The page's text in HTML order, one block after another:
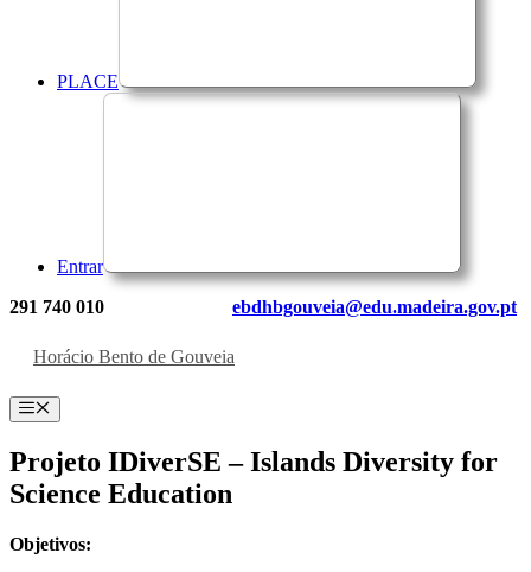
PLACE
Entrar
291 740 010 ebdhbgouveia@edu.madeira.gov.pt
Horácio Bento de Gouveia
Menu
Projeto IDiverSE – Islands Diversity for
Science Education
Objetivos: